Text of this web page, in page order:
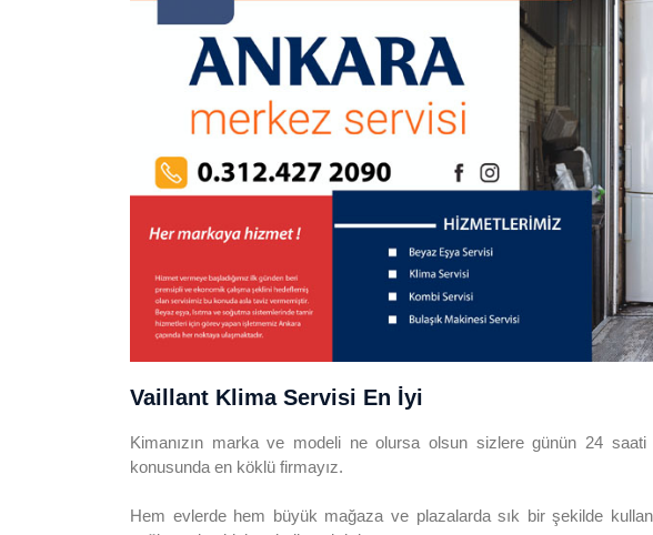
Vaillant Klima Servisi En İyi
Kimanızın marka ve modeli ne olursa olsun sizlere günün 24
konusunda en köklü firmayız.
Hem evlerde hem büyük mağaza ve plazalarda sık bir şekilde